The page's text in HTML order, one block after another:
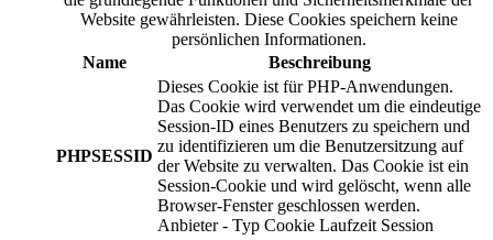
Website gewährleisten. Diese Cookies speichern keine
persönlichen Informationen.
Name
Beschreibung
PHPSESSID
Dieses Cookie ist für PHP-Anwendungen.
Das Cookie wird verwendet um die eindeutige
Session-ID eines Benutzers zu speichern und
zu identifizieren um die Benutzersitzung auf
der Website zu verwalten. Das Cookie ist ein
Session-Cookie und wird gelöscht, wenn alle
Browser-Fenster geschlossen werden.
Anbieter - Typ Cookie Laufzeit Session